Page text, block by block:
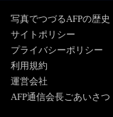
写真でつづるAFPの歴史
サイトポリシー
プライバシーポリシー
利用規約
運営会社
AFP通信会長ごあいさつ